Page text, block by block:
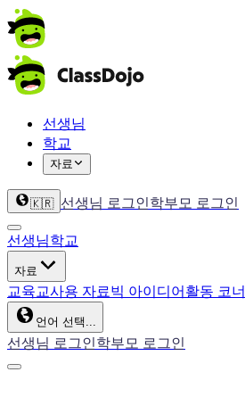
선생님
학교
자료
🇰🇷 선생님 로그인학부모 로그인
선생님학교
자료
교육교사용 자료빅 아이디어활동 코너
언어 선택...
선생님 로그인학부모 로그인